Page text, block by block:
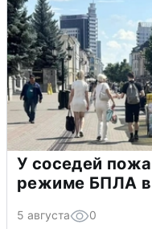
У соседей
режиме БПЛА
5 августа 0